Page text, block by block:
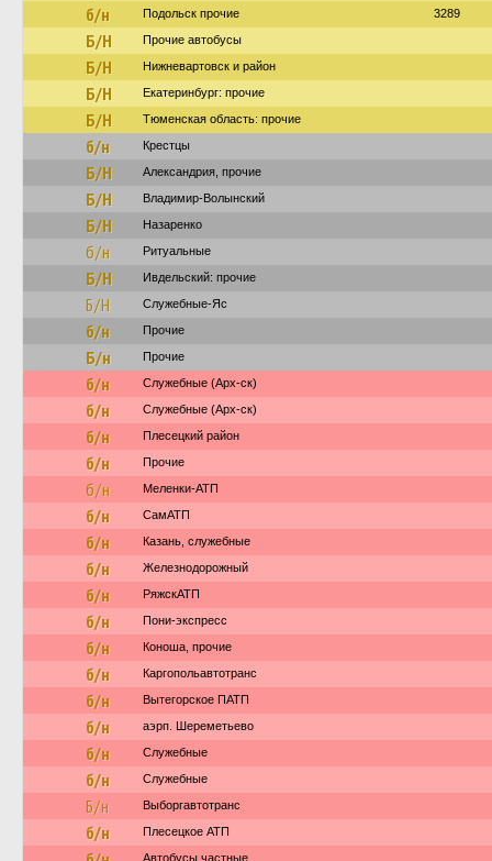
б/н Подольск прочие 3289
Б/Н Прочие автобусы
Б/Н Нижневартовск и район
Б/Н Екатеринбург: прочие
Б/Н Тюменская область: прочие
б/н Крестцы
Б/Н Александрия, прочие
Б/Н Владимир-Волынский
Б/Н Назаренко
б/н Ритуальные
Б/Н Ивдельский: прочие
Б/Н Служебные-Яс
б/н Прочие
Б/н Прочие
б/н Служебные (Арх-ск)
б/н Служебные (Арх-ск)
б/н Плесецкий район
б/н Прочие
б/н Меленки-АТП
б/н СамАТП
б/н Казань, служебные
б/н Железнодорожный
б/н РяжскАТП
б/н Пони-экспресс
б/н Коноша, прочие
б/н Каргопольавтотранс
б/н Вытегорское ПАТП
б/н аэрп. Шереметьево
б/н Служебные
б/н Служебные
Б/н Выборгавтотранс
б/н Плесецкое АТП
Автобусы частные